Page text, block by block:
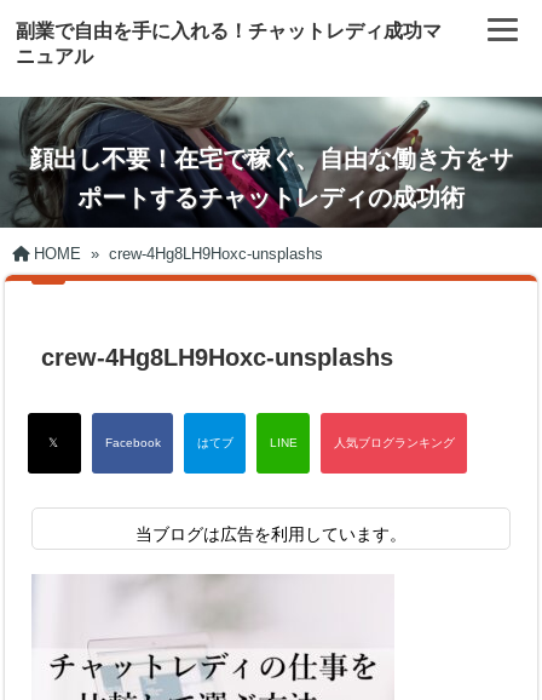
副業で自由を手に入れる！チャットレディ成功マ
ニュアル
顔出し不要！在宅で稼ぐ、自由な働き方をサ
ポートするチャットレディの成功術
HOME » crew-4Hg8LH9Hoxc-unsplashs
crew-4Hg8LH9Hoxc-unsplashs
当ブログは広告を利用しています。